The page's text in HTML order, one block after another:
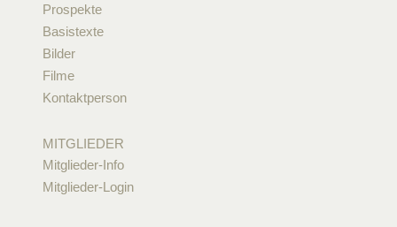
Prospekte
Basistexte
Bilder
Filme
Kontaktperson
MITGLIEDER
Mitglieder-Info
Mitglieder-Login